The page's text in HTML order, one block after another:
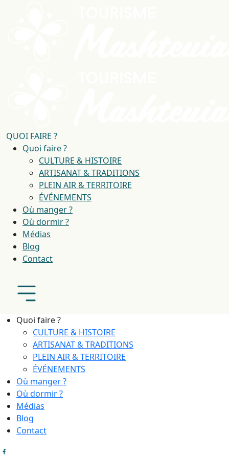
QUOI FAIRE ?
Quoi faire ?
CULTURE & HISTOIRE
ARTISANAT & TRADITIONS
PLEIN AIR & TERRITOIRE
ÉVÉNEMENTS
Où manger ?
Où dormir ?
Médias
Blog
Contact
Quoi faire ?
CULTURE & HISTOIRE
ARTISANAT & TRADITIONS
PLEIN AIR & TERRITOIRE
ÉVÉNEMENTS
Où manger ?
Où dormir ?
Médias
Blog
Contact